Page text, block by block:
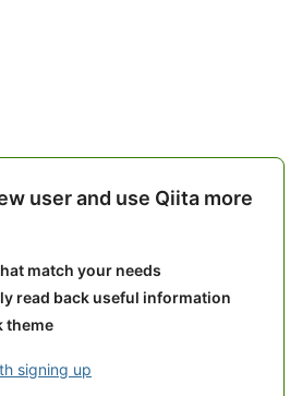
user and use Qiita more
match your needs
read back useful information
theme
signing up